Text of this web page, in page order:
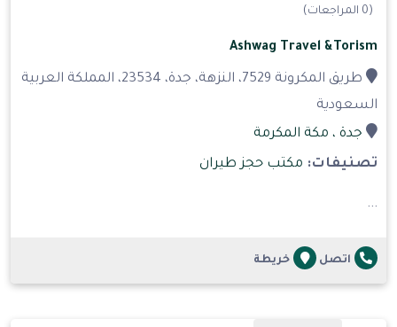
(0 المراجعات)
Ashwag Travel &Torism
طريق المكرونة 7529، النزهة، جدة، 23534، المملكة العربية
السعودية
جدة ، مكة المكرمة
تصنيفات: مكتب حجز طيران
...
اتصل خريطة